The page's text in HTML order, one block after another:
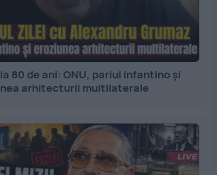
80 de ani: ONU, pariul Infantino și
arhitecturii multilaterale